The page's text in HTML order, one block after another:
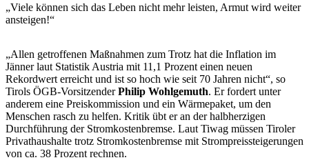
„Viele können sich das Leben nicht mehr leisten, Armut wird weiter
ansteigen!“
„Allen getroffenen Maßnahmen zum Trotz hat die Inflation im
Jänner laut Statistik Austria mit 11,1 Prozent einen neuen
Rekordwert erreicht und ist so hoch wie seit 70 Jahren nicht“, so
Tirols ÖGB-VorsitzenderPhilip Wohlgemuth. Er fordert unter
anderem eine Preiskommission und ein Wärmepaket, um den
Menschen rasch zu helfen. Kritik übt er an der halbherzigen
Durchführung der Stromkostenbremse. Laut Tiwag müssen Tiroler
Privathaushalte trotz Stromkostenbremse mit Strompreissteigerungen
von ca. 38 Prozent rechnen.